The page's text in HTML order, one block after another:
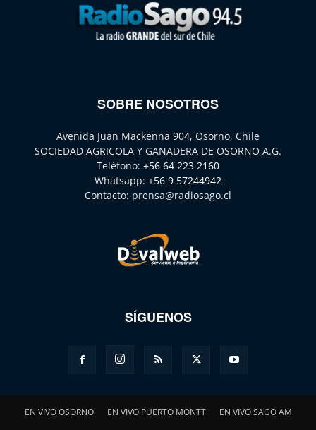
SOBRE NOSOTROS
Avenida Juan Mackenna 904, Osorno, Chile
SOCIEDAD AGRICOLA Y GANADERA DE OSORNO A.G.
Teléfono: +56 64 223 2160
Whatsapp: +56 9 57244942
Contacto: prensa@radiosago.cl
SÍGUENOS
EN VIVO OSORNO EN VIVO PUERTO MONTT EN VIVO SAGO AM